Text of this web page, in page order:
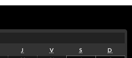
J V S D